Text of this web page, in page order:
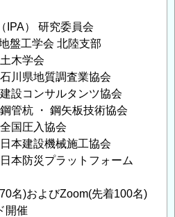
IPA） 研究委員会
盤工学会 北陸支部
学会
地質調査業協会
ンサルタンツ協会
・ 鋼矢板技術協会
圧入協会
設機械施工協会
災プラットフォーム
名)およびZoom(先着100名)
開催